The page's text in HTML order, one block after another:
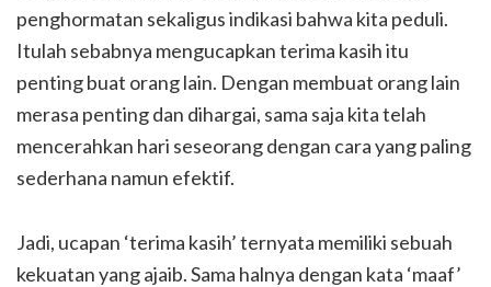
penghormatan sekaligus indikasi bahwa kita peduli.
Itulah sebabnya mengucapkan terima kasih itu
penting buat orang lain. Dengan membuat orang lain
merasa penting dan dihargai, sama saja kita telah
mencerahkan hari seseorang dengan cara yang paling
sederhana namun efektif.
Jadi, ucapan ‘terima kasih’ ternyata memiliki sebuah
kekuatan yang ajaib. Sama halnya dengan kata ‘maaf’